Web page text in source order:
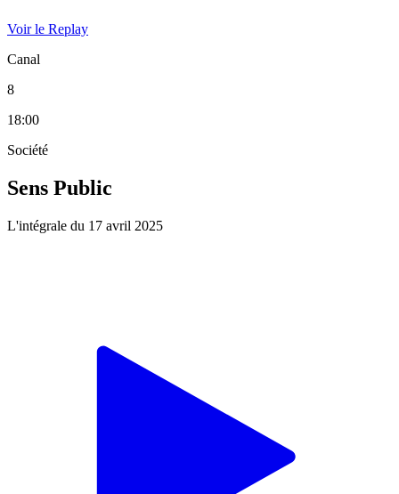
Voir le Replay
Canal
8
18:00
Société
Sens Public
L'intégrale du 17 avril 2025